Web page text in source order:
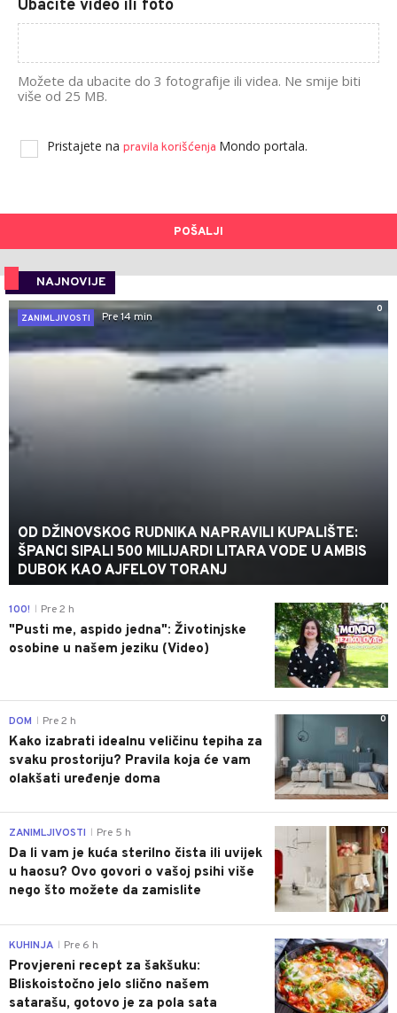
Ubacite video ili foto
Možete da ubacite do 3 fotografije ili videa. Ne smije biti
više od 25 MB.
Pristajete na pravila korišćenja Mondo portala.
POŠALJI
NAJNOVIJE
0
ZANIMLJIVOSTI
Pre 14 min
OD DŽINOVSKOG RUDNIKA NAPRAVILI KUPALIŠTE:
ŠPANCI SIPALI 500 MILIJARDI LITARA VODE U AMBIS
DUBOK KAO AJFELOV TORANJ
0
100! Pre 2 h
"Pusti me, aspido jedna": Životinjske
osobine u našem jeziku (Video)
0
DOM Pre 2 h
Kako izabrati idealnu veličinu tepiha za
svaku prostoriju? Pravila koja će vam
olakšati uređenje doma
0
ZANIMLJIVOSTI Pre 5 h
Da li vam je kuća sterilno čista ili uvijek
u haosu? Ovo govori o vašoj psihi više
nego što možete da zamislite
0
KUHINJA Pre 6 h
Provjereni recept za šakšuku:
Bliskoistočno jelo slično našem
satarašu, gotovo je za pola sata